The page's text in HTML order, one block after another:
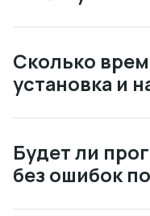
Сколько
установка и
Будет ли
без ошибок